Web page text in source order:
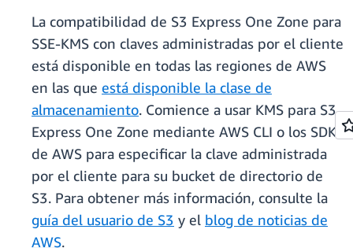
La compatibilidad de S3 Express One Zone para
SSE-KMS con claves administradas por el cliente
está disponible en todas las regiones de AWS
en las que está disponible la clase de
almacenamiento. Comience a usar KMS para S3
Express One Zone mediante AWS CLI o los SDK
de AWS para especificar la clave administrada
por el cliente para su bucket de directorio de
S3. Para obtener más información, consulte la
guía del usuario de S3 y el blog de noticias de
AWS.